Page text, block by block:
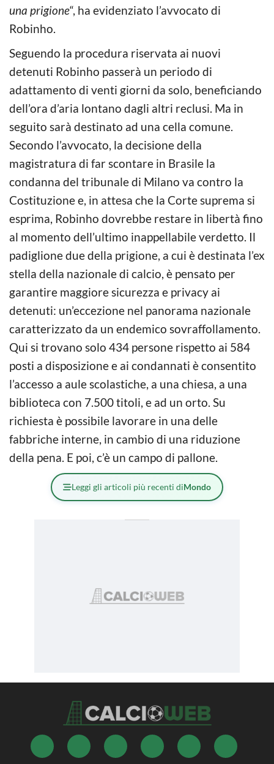
una prigione“, ha evidenziato l’avvocato di
Robinho.
Seguendo la procedura riservata ai nuovi
detenuti Robinho passerà un periodo di
adattamento di venti giorni da solo, beneficiando
dell’ora d’aria lontano dagli altri reclusi. Ma in
seguito sarà destinato ad una cella comune.
Secondo l’avvocato, la decisione della
magistratura di far scontare in Brasile la
condanna del tribunale di Milano va contro la
Costituzione e, in attesa che la Corte suprema si
esprima, Robinho dovrebbe restare in libertà fino
al momento dell’ultimo inappellabile verdetto. Il
padiglione due della prigione, a cui è destinata l’ex
stella della nazionale di calcio, è pensato per
garantire maggiore sicurezza e privacy ai
detenuti: un’eccezione nel panorama nazionale
caratterizzato da un endemico sovraffollamento.
Qui si trovano solo 434 persone rispetto ai 584
posti a disposizione e ai condannati è consentito
l’accesso a aule scolastiche, a una chiesa, a una
biblioteca con 7.500 titoli, e ad un orto. Su
richiesta è possibile lavorare in una delle
fabbriche interne, in cambio di una riduzione
della pena. E poi, c’è un campo di pallone.
Leggi gli articoli più recenti diMondo